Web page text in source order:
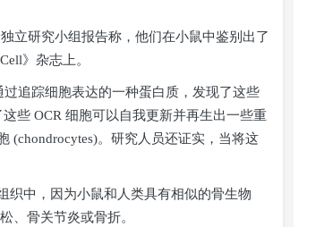
立研究小组报告称，他们在小鼠中鉴别出了
Cell》杂志上。
追踪细胞表达的一种蛋白质，发现了这些
这些 OCR 细胞可以自我更新并再生出一些重
(chondrocytes)。研究人员还证实，当将这
织中，因为小鼠和人类具有相似的骨生物
、骨关节炎或骨折。